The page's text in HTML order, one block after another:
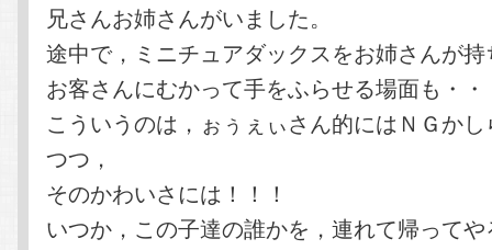
兄さんお姉さんがいました。
途中で，ミニチュアダックスをお姉さんが
お客さんにむかって手をふらせる場面も・
こういうのは，ぉぅぇぃさん的にはＮＧか
つつ，
そのかわいさには！！！
いつか，この子達の誰かを，連れて帰って